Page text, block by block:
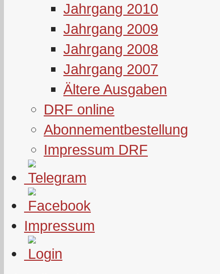
Jahrgang 2010
Jahrgang 2009
Jahrgang 2008
Jahrgang 2007
Ältere Ausgaben
DRF online
Abonnementbestellung
Impressum DRF
Impressum